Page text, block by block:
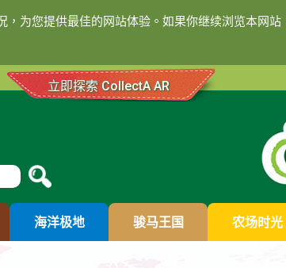
为您提供最佳的网站体验。如果你继续浏览本网
立即探索 CollectA AR
海洋极地 骏马王国 农场时光